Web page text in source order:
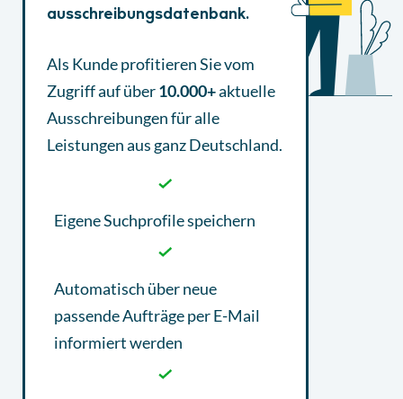
ausschreibungsdatenbank.
Als Kunde profitieren Sie vom
Zugriff auf über10.000+aktuelle
Ausschreibungenfür alle
Leistungen aus ganz Deutschland.
Eigene Suchprofile speichern
Automatisch über neue
passende Aufträge per E-Mail
informiert werden